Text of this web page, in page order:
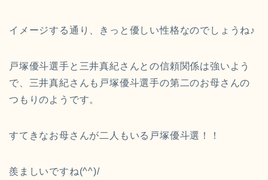
イメージする通り、きっと優しい性格なのでしょうね♪
戸塚優斗選手と三井真紀さんとの信頼関係は強いよう
で、三井真紀さんも戸塚優斗選手の第二のお母さんの
つもりのようです。
すてきなお母さんが二人もいる戸塚優斗選！！
羨ましいですね(^^)/